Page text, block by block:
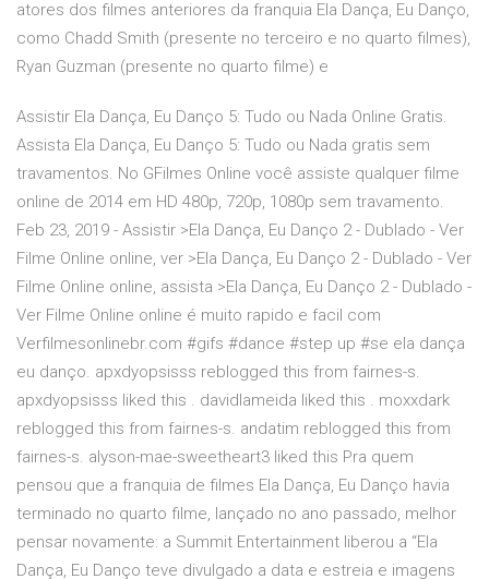
atores dos filmes anteriores da franquia Ela Dança, Eu Danço,
como Chadd Smith (presente no terceiro e no quarto filmes),
Ryan Guzman (presente no quarto filme) e
Assistir Ela Dança, Eu Danço 5: Tudo ou Nada Online Gratis.
Assista Ela Dança, Eu Danço 5: Tudo ou Nada gratis sem
travamentos. No GFilmes Online você assiste qualquer filme
online de 2014 em HD 480p, 720p, 1080p sem travamento.
Feb 23, 2019 - Assistir >Ela Dança, Eu Danço 2 - Dublado - Ver
Filme Online online, ver >Ela Dança, Eu Danço 2 - Dublado - Ver
Filme Online online, assista >Ela Dança, Eu Danço 2 - Dublado -
Ver Filme Online online é muito rapido e facil com
Verfilmesonlinebr.com #gifs #dance #step up #se ela dança
eu danço. apxdyopsisss reblogged this from fairnes-s.
apxdyopsisss liked this . davidlameida liked this . moxxdark
reblogged this from fairnes-s. andatim reblogged this from
fairnes-s. alyson-mae-sweetheart3 liked this Pra quem
pensou que a franquia de filmes Ela Dança, Eu Danço havia
terminado no quarto filme, lançado no ano passado, melhor
pensar novamente: a Summit Entertainment liberou a “Ela
Dança, Eu Danço teve divulgado a data e estreia e imagens